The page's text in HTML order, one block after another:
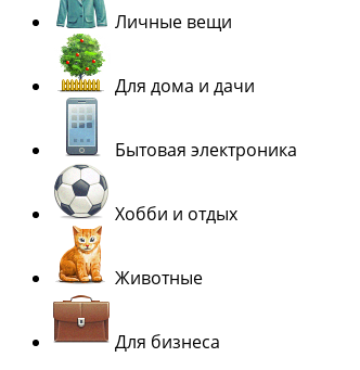
Личные вещи
Для дома и дачи
Бытовая электроника
Хобби и отдых
Животные
Для бизнеса